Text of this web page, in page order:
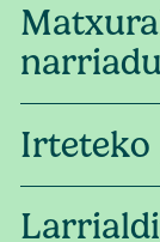
Irteteko